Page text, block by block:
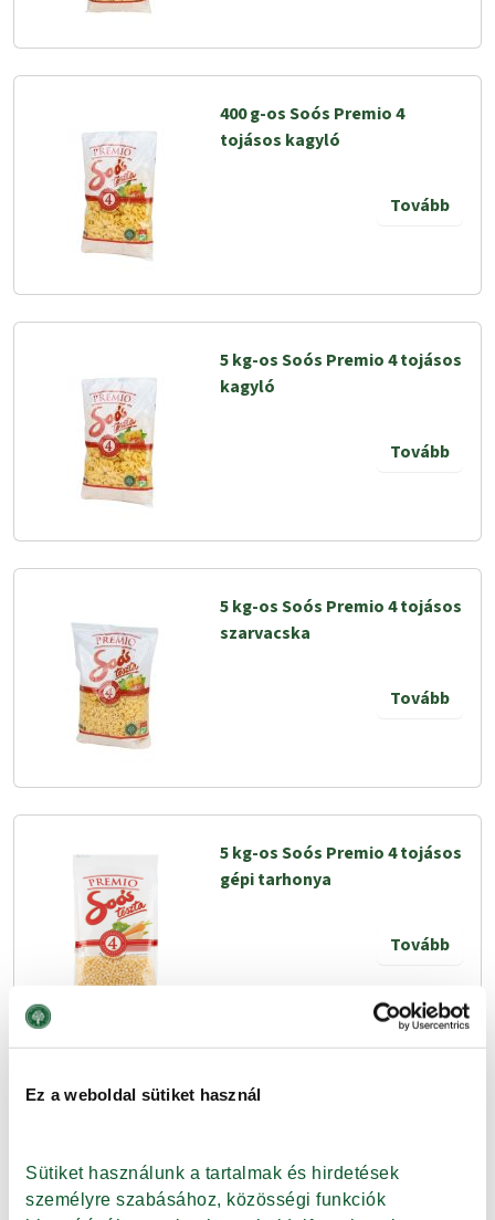
Ez a weboldal sütiket használ
Sütiket használunk a tartalmak és hirdetések
személyre szabásához, közösségi funkciók
400 g-os Soós Premio 4
tojásos kagyló
Tovább
5 kg-os Soós Premio 4 tojásos
kagyló
Tovább
5 kg-os Soós Premio 4 tojásos
szarvacska
Tovább
5 kg-os Soós Premio 4 tojásos
gépi tarhonya
Tovább
5 kg-os Soós Premio 4 tojásos